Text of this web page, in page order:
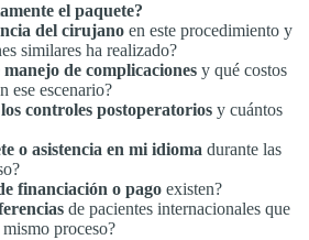
el paquete?
del cirujano en este procedimiento y
similares ha realizado?
de complicaciones y qué costos
ese escenario?
controles postoperatorios y cuántos
o asistencia en mi idioma durante las
financiación o pago existen?
de pacientes internacionales que
proceso?